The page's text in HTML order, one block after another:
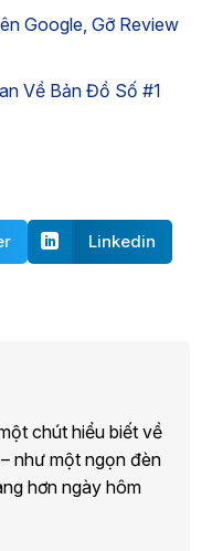
Google, Gỡ Review
Về Bản Đồ Số #1
Linkedin
chút hiểu biết về
như một ngọn đèn
hơn ngày hôm